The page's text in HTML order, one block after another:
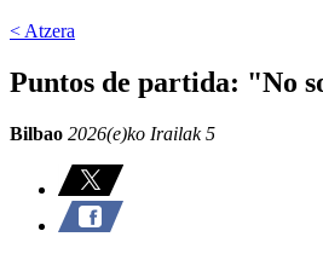
< Atzera
Puntos de partida: "No
Bilbao 2026(e)ko Irailak 5